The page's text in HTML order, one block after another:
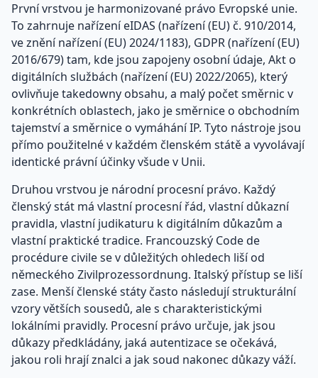
První vrstvou je harmonizované právo Evropské unie.
To zahrnuje nařízení eIDAS (nařízení (EU) č. 910/2014,
ve znění nařízení (EU) 2024/1183), GDPR (nařízení (EU)
2016/679) tam, kde jsou zapojeny osobní údaje, Akt o
digitálních službách (nařízení (EU) 2022/2065), který
ovlivňuje takedowny obsahu, a malý počet směrnic v
konkrétních oblastech, jako je směrnice o obchodním
tajemství a směrnice o vymáhání IP. Tyto nástroje jsou
přímo použitelné v každém členském státě a vyvolávají
identické právní účinky všude v Unii.
Druhou vrstvou je národní procesní právo. Každý
členský stát má vlastní procesní řád, vlastní důkazní
pravidla, vlastní judikaturu k digitálním důkazům a
vlastní praktické tradice. Francouzský Code de
procédure civile se v důležitých ohledech liší od
německého Zivilprozessordnung. Italský přístup se liší
zase. Menší členské státy často následují strukturální
vzory větších sousedů, ale s charakteristickými
lokálními pravidly. Procesní právo určuje, jak jsou
důkazy předkládány, jaká autentizace se očekává,
jakou roli hrají znalci a jak soud nakonec důkazy váží.